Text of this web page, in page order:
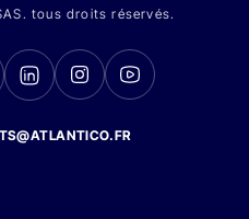
tous droits réservés.